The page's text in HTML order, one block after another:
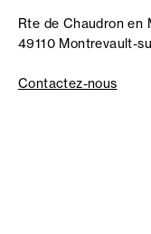
Rte de Chaudron en
49110 Montrevault-
Contactez-nous